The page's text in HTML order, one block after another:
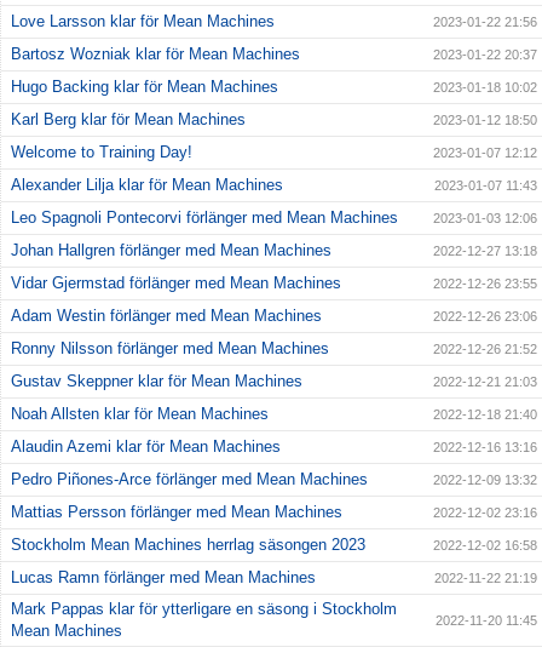
Love Larsson klar för Mean Machines 2023-01-22 21:56
Bartosz Wozniak klar för Mean Machines 2023-01-22 20:37
Hugo Backing klar för Mean Machines 2023-01-18 10:02
Karl Berg klar för Mean Machines 2023-01-12 18:50
Welcome to Training Day! 2023-01-07 12:12
Alexander Lilja klar för Mean Machines 2023-01-07 11:43
Leo Spagnoli Pontecorvi förlänger med Mean Machines 2023-01-03 12:06
Johan Hallgren förlänger med Mean Machines 2022-12-27 13:18
Vidar Gjermstad förlänger med Mean Machines 2022-12-26 23:55
Adam Westin förlänger med Mean Machines 2022-12-26 23:06
Ronny Nilsson förlänger med Mean Machines 2022-12-26 21:52
Gustav Skeppner klar för Mean Machines 2022-12-21 21:03
Noah Allsten klar för Mean Machines 2022-12-18 21:40
Alaudin Azemi klar för Mean Machines 2022-12-16 13:16
Pedro Piñones-Arce förlänger med Mean Machines 2022-12-09 13:32
Mattias Persson förlänger med Mean Machines 2022-12-02 23:16
Stockholm Mean Machines herrlag säsongen 2023 2022-12-02 16:58
Lucas Ramn förlänger med Mean Machines 2022-11-22 21:19
Mark Pappas klar för ytterligare en säsong i Stockholm
Mean Machines
2022-11-20 11:45